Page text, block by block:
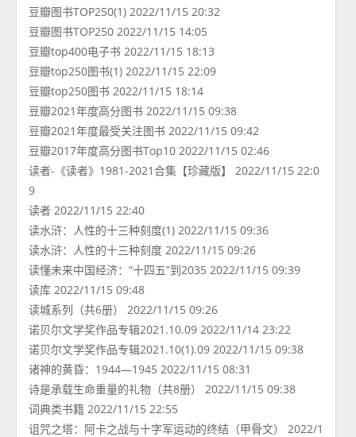
豆瓣图书TOP250(1) 2022/11/15 20:32
豆瓣图书TOP250 2022/11/15 14:05
豆瓣top400电子书 2022/11/15 18:13
豆瓣top250图书(1) 2022/11/15 22:09
豆瓣top250图书 2022/11/15 18:14
豆瓣2021年度高分图书 2022/11/15 09:38
豆瓣2021年度最受关注图书 2022/11/15 09:42
豆瓣2017年度高分图书Top10 2022/11/15 02:46
读者-《读者》1981-2021合集【珍藏版】 2022/11/15 22:0
9
读者 2022/11/15 22:40
读水浒：人性的十三种刻度(1) 2022/11/15 09:36
读水浒：人性的十三种刻度 2022/11/15 09:26
读懂未来中国经济：“十四五”到2035 2022/11/15 09:39
读库 2022/11/15 09:48
读城系列（共6册） 2022/11/15 09:26
诺贝尔文学奖作品专辑2021.10.09 2022/11/14 23:22
诺贝尔文学奖作品专辑2021.10(1).09 2022/11/15 09:38
诸神的黄昏：1944—1945 2022/11/15 08:31
诗是承载生命重量的礼物（共8册） 2022/11/15 09:38
词典类书籍 2022/11/15 22:55
诅咒之塔：阿卡之战与十字军运动的终结（甲骨文） 2022/1